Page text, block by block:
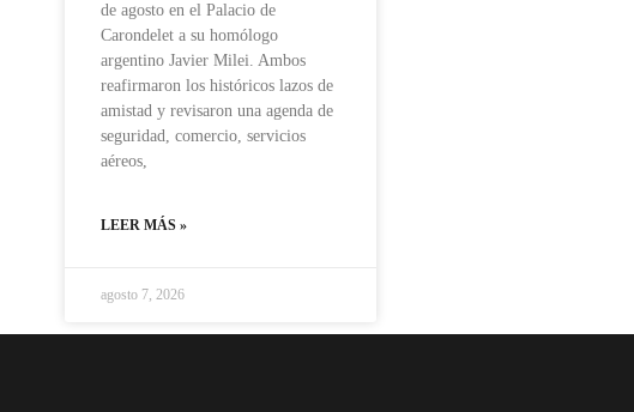
de agosto en el Palacio de
Carondelet a su homólogo
argentino Javier Milei. Ambos
reafirmaron los históricos lazos de
amistad y revisaron una agenda de
seguridad, comercio, servicios
aéreos,
LEER MÁS »
agosto 7, 2026